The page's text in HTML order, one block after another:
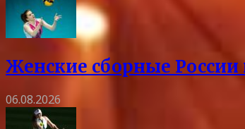
Женские сборные
06.08.2026